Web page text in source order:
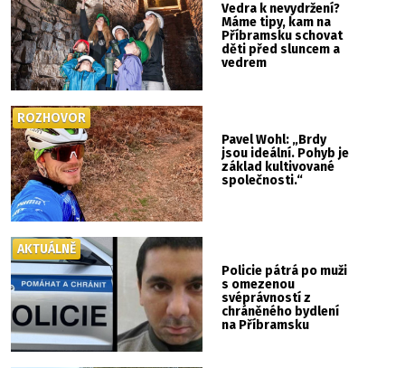
Vedra k nevydržení?
Máme tipy, kam na
Příbramsku schovat
děti před sluncem a
vedrem
Pavel Wohl: „Brdy
jsou ideální. Pohyb je
základ kultivované
společnosti.“
ROZHOVOR
Policie pátrá po muži
s omezenou
svéprávností z
chráněného bydlení
na Příbramsku
AKTUÁLNĚ